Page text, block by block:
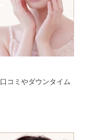
コミやダウンタイム